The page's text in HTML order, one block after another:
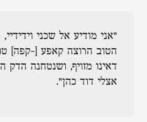
"אני מודיע אל שכני
הטוב הרוצה קאפע [-קפה]
דאינו מזויף, ושנטחנה הדק
אצלי דוד כהן".